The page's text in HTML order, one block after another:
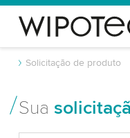
Solicitação de produto
Sua